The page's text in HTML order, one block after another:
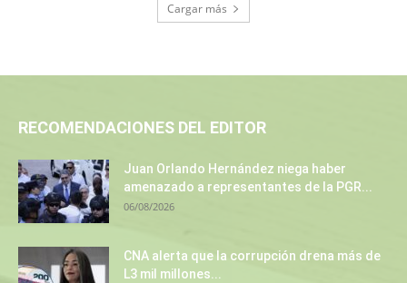
Cargar más
RECOMENDACIONES DEL EDITOR
Juan Orlando Hernández niega haber
amenazado a representantes de la PGR...
06/08/2026
CNA alerta que la corrupción drena más de
L3 mil millones...